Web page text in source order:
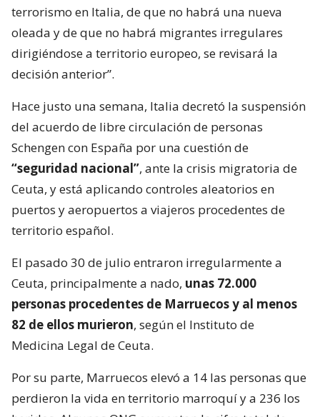
terrorismo en Italia, de que no habrá una nueva
oleada y de que no habrá migrantes irregulares
dirigiéndose a territorio europeo, se revisará la
decisión anterior”.
Hace justo una semana, Italia decretó la suspensión
del acuerdo de libre circulación de personas
Schengen con España por una cuestión de
“seguridad nacional”, ante la crisis migratoria de
Ceuta, y está aplicando controles aleatorios en
puertos y aeropuertos a viajeros procedentes de
territorio español.
El pasado 30 de julio entraron irregularmente a
Ceuta, principalmente a nado, unas 72.000
personas procedentes de Marruecos y al menos
82 de ellos murieron, según el Instituto de
Medicina Legal de Ceuta.
Por su parte, Marruecos elevó a 14 las personas que
perdieron la vida en territorio marroquí y a 236 los